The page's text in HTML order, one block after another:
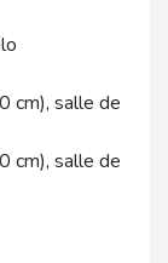
cm), salle de
cm), salle de